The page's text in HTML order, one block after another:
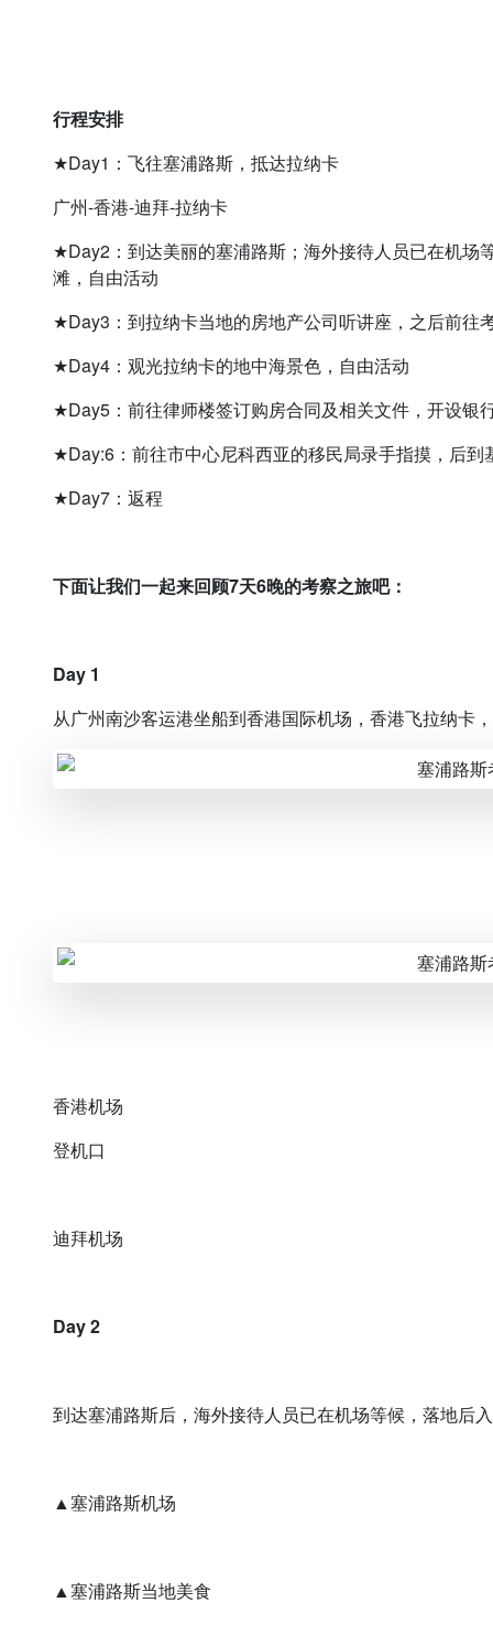
行程安排
★Day1：飞往塞浦路斯，抵达拉纳卡
广州-香港-迪拜-拉纳卡
★Day2：到达美丽的塞浦路斯；海外接待人员已在机场
滩，自由活动
★Day3：到拉纳卡当地的房地产公司听讲座，之后前往
★Day4：观光拉纳卡的地中海景色，自由活动
★Day5：前往律师楼签订购房合同及相关文件，开设银
★Day:6：前往市中心尼科西亚的移民局录手指摸，后
★Day7：返程
下面让我们一起来回顾7天6晚的考察之旅吧：
Day 1
从广州南沙客运港坐船到香港国际机场，香港飞拉纳卡
香港机场
登机口
迪拜机场
Day 2
到达塞浦路斯后，海外接待人员已在机场等候，落地后
▲塞浦路斯机场
▲塞浦路斯当地美食